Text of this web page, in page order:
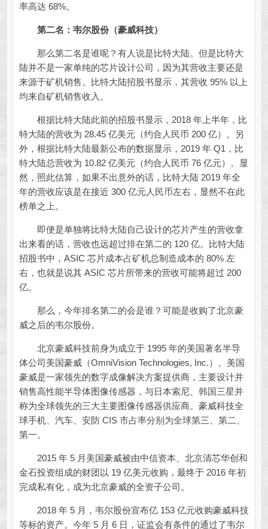
率高达 68%。
第二名：韦尔股份（豪威科技）
那么第二名是谁呢？有人说是比特大陆。但是比特大
陆并不是一家单纯的芯片设计公司，因为其营收主要还是
来源于矿机销售。比特大陆招股书显示，其营收 95% 以上
均来自矿机销售收入。
根据比特大陆此前的招股书显示，2018 年上半年，比
特大陆的营收为 28.45 亿美元（约合人民币 200 亿）。另
外，根据比特大陆最新公布的数据显示，2019 年 Q1，比
特大陆总营收为 10.82 亿美元（约合人民币 76 亿元）。显
然，照此估算，如果不出意外的话，比特大陆 2019 年全
年的营收应该是在接近 300 亿元人民币左右，显然不在此
榜单之上。
即便是单独将比特大陆自己设计的芯片产生的营收拿
出来看的话，营收也远超过排在第二的 120 亿。比特大陆
招股书中，ASIC 芯片成本占矿机总制造成本的 80% 左
右，也就是说其 ASIC 芯片所带来的营收可能将超过 200
亿。
那么，今年排名第二的会是谁？可能是收购了北京豪
威之后的韦尔股份。
北京豪威科技前身为成立于 1995 年的美国著名半导
体公司美国豪威（OmniVision Technologies, Inc.）。美国
豪威是一家领先的数字成像解决方案提供商，主要设计并
销售高性能半导体图像传感器，与日本索尼、韩国三星并
称为全球领先的三大主要图像传感器供应商。豪威科技全
球手机、汽车、安防 CIS 市占率分别为全球第三、第二、
第一。
2015 年 5 月美国豪威被由中信资本、北京清芯华创和
金石投资组成的财团以 19 亿美元收购，最终于 2016 年初
完成私有化，成为北京豪威的全资子公司。
2018 年 5 月，韦尔股份宣布亿 153 亿元收购豪威科技
等标的资产。今年 5 月 6 日，证监会有条件的通过了韦尔